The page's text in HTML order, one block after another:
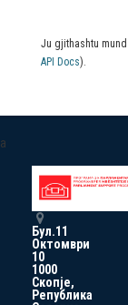
Ju gjithashtu mund
API Docs).
a
Бул.11
Октомври
10
1000
Скопје,
Република